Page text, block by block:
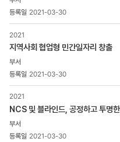
-
번호,
제목,
등록일
,
첨부파일
조회수
2021-03-30
2021
지역사회 협업형 민간일자리 창출
2021-03-30
2021
NCS 및 블라인드, 공정하고 투명
2021-03-30